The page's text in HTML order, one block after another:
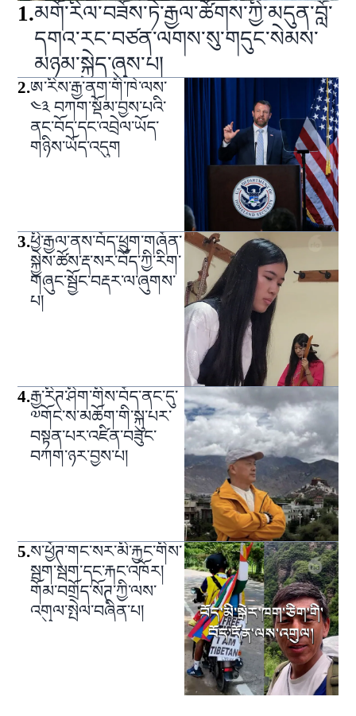
1.མགོ་རིལ་བཟོས་ཏེ་རྒྱལ་ཚོགས་ཀྱི་མདུན་བློ་
དགའ་རང་བཙན་ལགས་སུ་གདུང་སེམས་
མཉམ་སྐྱེད་ཞུས་པ།
2.ཨ་རིས་རྒྱ་ནག་གི་ཁེ་ལས་
༤༣ བཀག་སྡོམ་བྱས་པའི་
ནང་བོད་དང་འབྲེལ་ཡོད་
གཉིས་ཡོད་འདུག
3.ཕྱི་རྒྱལ་ནས་བོད་ཕྲུག་གཞོན་
སྐྱེས་ཚོས་རྡ་སར་བོད་ཀྱི་རིག་
གཞུང་སྦྱོང་བརྡར་ལ་ཞུགས་
པ།
4.རྒྱ་རིཊ་ཤིག་གིས་བོད་ནང་དུ་
༧གོང་ས་མཆོག་གི་སྐུ་པར་
བསྟན་པར་འཛིན་བཟུང་
བཀག་ཉར་བྱས་པ།
5.ས་ཕྱོཊ་གང་སར་མི་རྐྱང་གིས་
སྦག་སྦག་དང་རྐང་འཁོར།
གོམ་བགྲོད་སོཊ་ཀྱི་ལས་
འགུལ་སྤེལ་བཞིན་པ།